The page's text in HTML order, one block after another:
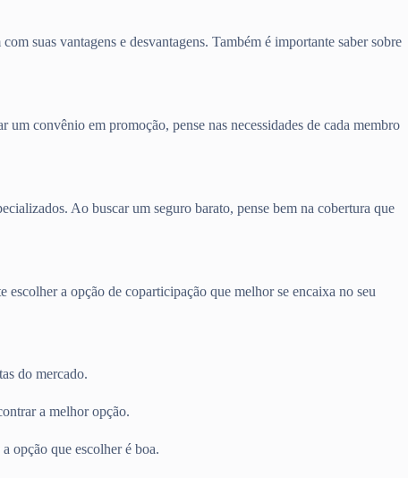
suas vantagens e desvantagens. Também é importante saber sobre
convênio em promoção, pense nas necessidades de cada membro
Ao buscar um seguro barato, pense bem na cobertura que
a opção de coparticipação que melhor se encaixa no seu
do mercado.
a melhor opção.
opção que escolher é boa.